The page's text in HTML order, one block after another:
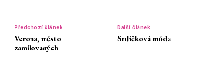
Předchozí článek
Verona, město
zamilovaných
Další článek
Srdíčková móda